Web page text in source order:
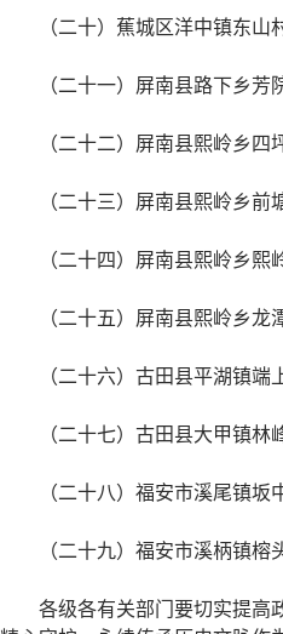
（二十）蕉城区洋中镇东山
（二十一）屏南县路下乡芳
（二十二）屏南县熙岭乡四
（二十三）屏南县熙岭乡前
（二十四）屏南县熙岭乡熙
（二十五）屏南县熙岭乡龙
（二十六）古田县平湖镇端
（二十七）古田县大甲镇林
（二十八）福安市溪尾镇坂
（二十九）福安市溪柄镇榕
各级各有关部门要切实提高